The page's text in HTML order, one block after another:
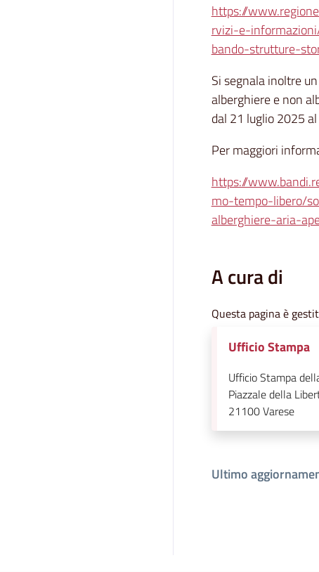
https://
rvizi-e-
bando-strutture-
Si segnala inoltre
alberghiere e non
dal 21 luglio 2025
Per maggiori
https://
mo-tempo-libero/
alberghiere-aria-
A cura di
Questa pagina è
Ufficio Stampa
Ufficio Stampa
Piazzale della
21100Varese
Ultimo